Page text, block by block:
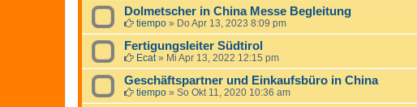
Dolmetscher in China Messe Begleitung
tiempo » Do Apr 13, 2023 8:09 pm
Fertigungsleiter Südtirol
Ecat» Mi Apr 13, 2022 12:15 pm
Geschäftspartner und Einkaufsbüro in China
tiempo » So Okt 11, 2020 10:36 am